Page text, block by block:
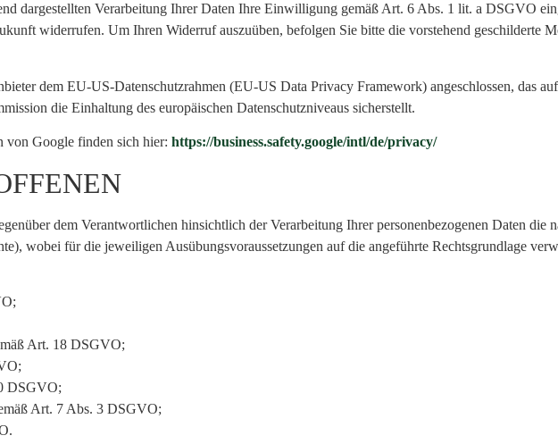
dargestellten Verarbeitung Ihrer Daten Ihre Einwilligung gemäß Art. 6 Abs. 1 lit. a DSGVO
widerrufen. Um Ihren Widerruf auszuüben, befolgen Sie bitte die vorstehend geschilderte
dem EU-US-Datenschutzrahmen (EU-US Data Privacy Framework) angeschlossen, das
die Einhaltung des europäischen Datenschutzniveaus sicherstellt.
von Google finden sich hier: https://business.safety.google/intl/de/privacy/
dem Verantwortlichen hinsichtlich der Verarbeitung Ihrer personenbezogenen Daten die
wobei für die jeweiligen Ausübungsvoraussetzungen auf die angeführte Rechtsgrundlage
Art. 18 DSGVO;
DSGVO;
Art. 7 Abs. 3 DSGVO;